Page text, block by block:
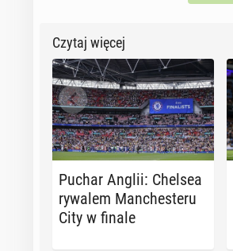
Czytaj więcej
Puchar Anglii: Chelsea
rywalem Man­che­ste­ru
City w finale